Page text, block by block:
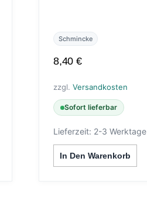
Schmincke
8,40€
zzgl.Versandkosten
Sofort lieferbar
Lieferzeit: 2-3 Werktage
In Den Warenkorb